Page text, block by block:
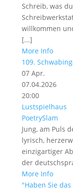
Schreib, was
willkommen
[...]
More Info
109.
07 Apr.
07.04.2026
20:00
Lustspielhaus
PoetrySlam
Jung, am Puls
lyrisch,
einzigartiger
der
More Info
"Haben Sie